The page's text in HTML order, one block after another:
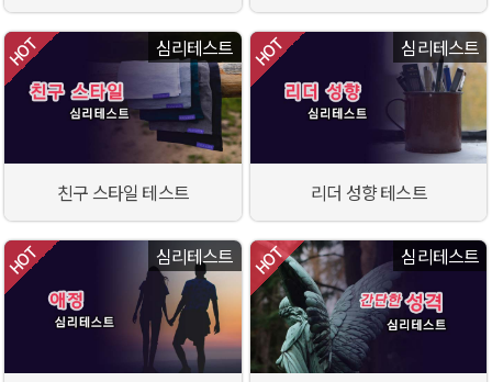
심리테스트
친구 스타일 테스트
심리테스트
리더 성향 테스트
심리테스트 심리테스트